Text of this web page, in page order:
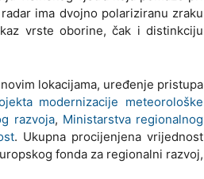
ima dvojno polariziranu zraku
vrste oborine, čak i distinkciju
lokacijama, uređenje pristupa
modernizacije meteorološke
razvoja, Ministarstva regionalnog
. Ukupna procijenjena vrijednost
fonda za regionalni razvoj,